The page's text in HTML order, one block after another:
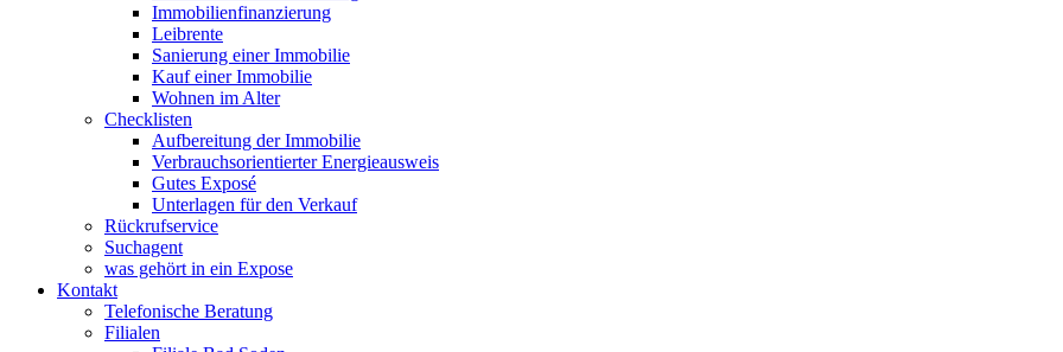
Immobilienfinanzierung
Leibrente
Sanierung einer Immobilie
Kauf einer Immobilie
Wohnen im Alter
Checklisten
Aufbereitung der Immobilie
Verbrauchsorientierter Energieausweis
Gutes Exposé
Unterlagen für den Verkauf
Rückrufservice
Suchagent
was gehört in ein Expose
Kontakt
Telefonische Beratung
Filialen